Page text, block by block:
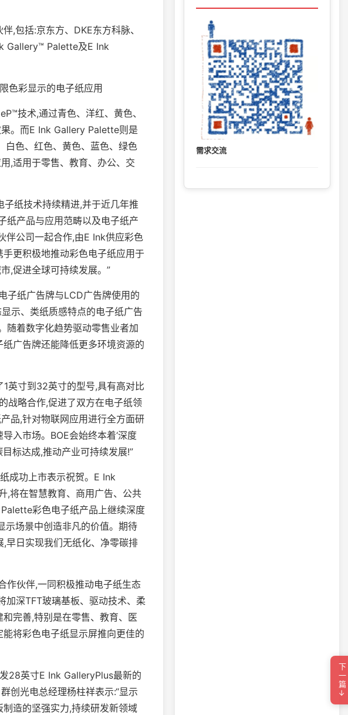
,包括:京东方、DKE东方科脉、
Gallery™ Palette及E Ink
色彩显示的电子纸应用
技术,通过青色、洋红、黄色、
。而E Ink Gallery Palette则是
白色、红色、黄色、蓝色、绿色
,适用于零售、教育、办公、交
纸技术持续精进,并于近几年推
纸产品与应用范畴以及电子纸产
伴公司一起合作,由E Ink供应彩色
更积极地推动彩色电子纸应用于
,促进全球可持续发展。”
子纸广告牌与LCD广告牌使用的
示、类纸质感特点的电子纸广告
随着数字化趋势驱动零售业者加
广告牌还能降低更多环境资源的
1英寸到32英寸的型号,具有高对比
战略合作,促进了双方在电子纸领
品,针对物联网应用进行全方面研
入市场。BOE会始终本着‘深度
标达成,推动产业可持续发展!”
成功上市表示祝贺。E Ink
,将在智慧教育、商用广告、公共
彩色电子纸产品上继续深度
示场景中创造非凡的价值。期待
早日实现我们无纸化、净零碳排
作伙伴,一同积极推动电子纸生态
加深TFT玻璃基板、驱动技术、柔
完善,特别是在零售、教育、医
将彩色电子纸显示屏推向更佳的
28英寸E Ink GalleryPlus最新的
创光电总经理杨柱祥表示:“显示
造的坚强实力,持续研发新领域
需求交流
下一篇→